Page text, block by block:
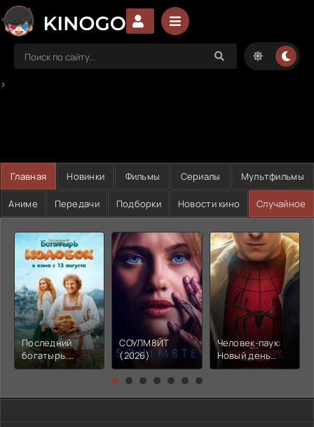
>
Главная Новинки Фильмы Сериалы Мультфильмы
Аниме Передачи Подборки Новости кино Случайное
Последний
богатырь.
Колобок (2026)
СОУЛМ8ЙТ
(2026)
Человек-паук:
Новый день
(2026)